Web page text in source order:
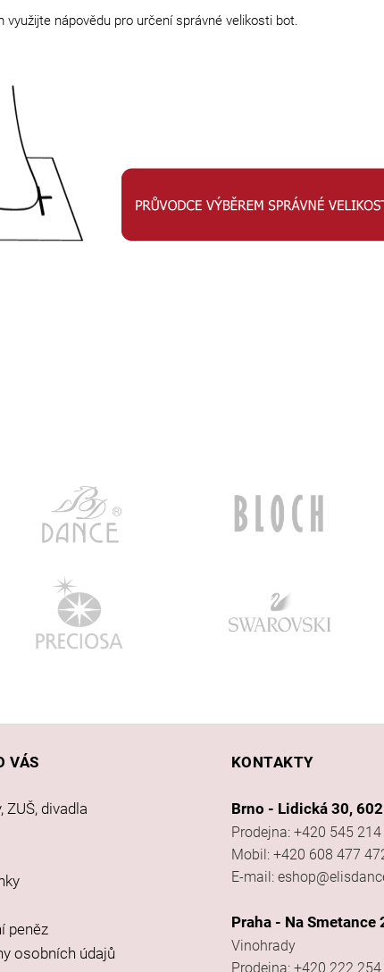
využijte nápovědu pro určení správné velikosti bot.
VÁS
ZUŠ, divadla
peněz
osobních údajů
KONTAKTY
Brno - Lidická 30,
Prodejna: +420 545
Mobil: +420 608 477
E-mail:
Praha - Na Smetance
Vinohrady
Prodejna: +420 222